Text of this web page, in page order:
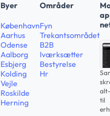
Byer
København
Aarhus
Odense
Aalborg
Esbjerg
Kolding
Vejle
Roskilde
Herning
Områder
Fyn
Trekantsområdet
B2B
Iværksætter
Bestyrelse
Hr
til